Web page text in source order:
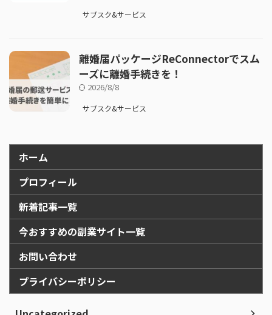
サブスク&サービス
離婚届パッケージReConnectorでスム
ーズに離婚手続きを！
2026/8/8
サブスク&サービス
ホーム
プロフィール
新着記事一覧
今おすすめの副業サイト一覧
お問い合わせ
プライバシーポリシー